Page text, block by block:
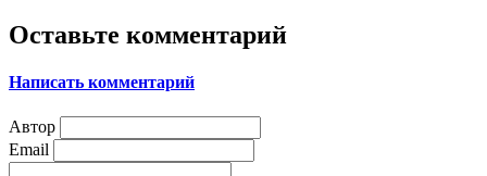
Оставьте комментарий
Написать комментарий
Автор
Email